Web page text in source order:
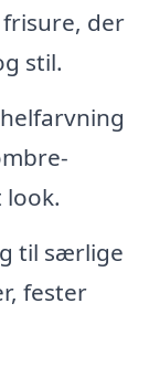
der
stil.
look.
til særlige
fester